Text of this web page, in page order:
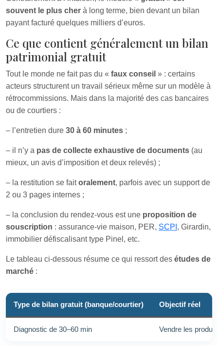
souvent le plus cher à long terme, bien devant un bilan
payant facturé quelques milliers d’euros.
Ce que contient généralement un bilan
patrimonial gratuit
Tout le monde ne fait pas du « faux conseil » : certains
acteurs structurent un travail sérieux même sur un modèle à
rétrocommissions. Mais dans la majorité des cas bancaires
ou de courtiers :
– l’entretien dure 30 à 60 minutes ;
– il n’y a pas de collecte exhaustive de documents (au
mieux, un avis d’imposition et deux relevés) ;
– la restitution se faitoralement, parfois avec un support de
2 ou 3 pages internes ;
– la conclusion du rendez-vous est une proposition de
souscription : assurance-vie maison, PER, SCPI , Girardin,
immobilier défiscalisant type Pinel, etc.
Le tableau ci-dessous résume ce qui ressort des études de
marché :
Type de bilan gratuit (banque/courtier) Objectif réel
Diagnostic de 30–60 min Vendre les